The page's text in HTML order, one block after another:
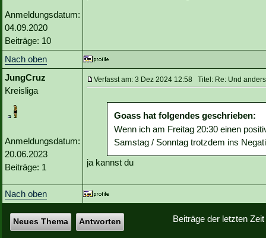
Anmeldungsdatum:
04.09.2020
Beiträge: 10
Nach oben
JungCruz
Kreisliga
Anmeldungsdatum:
20.06.2023
Beiträge: 1
Verfasst am: 3 Dez 2024 12:58 Titel: Re: Und
Goass hat folgendes geschrieben:
Wenn ich am Freitag 20:30 einen
Samstag / Sonntag trotzdem ins
ja kannst du
Nach oben
Beiträge der letzten
Neues Thema Antworten